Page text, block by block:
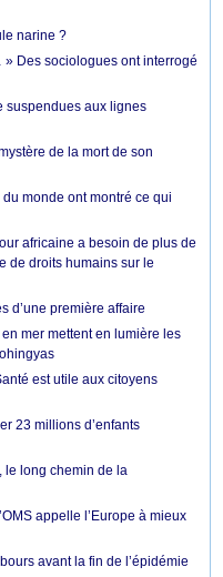
narine ?
Des sociologues ont interrogé
suspendues aux lignes
de la mort de son
monde ont montré ce qui
africaine a besoin de plus de
de droits humains sur le
d’une première affaire
mer mettent en lumière les
est utile aux citoyens
23 millions d’enfants
le long chemin de la
appelle l’Europe à mieux
avant la fin de l’épidémie